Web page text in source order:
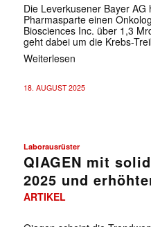
Die Leverkusener Bayer
Pharmasparte einen
Biosciences Inc. über 1,3
geht dabei um die Krebs-
Weiterlesen
18. AUGUST 2025
Laborausrüster
QIAGEN mit
2025 und
ARTIKEL